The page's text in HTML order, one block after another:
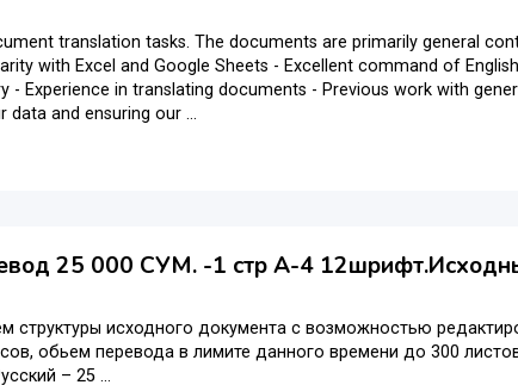
translation tasks. The documents are primarily general
with Excel and Google Sheets - Excellent command of
- Experience in translating documents - Previous work with
and ensuring our ...
25 000 СУМ. -1 стр А-4
структуры исходного документа с возможностью
обьем перевода в лимите данного времени до 300
– 25 ...